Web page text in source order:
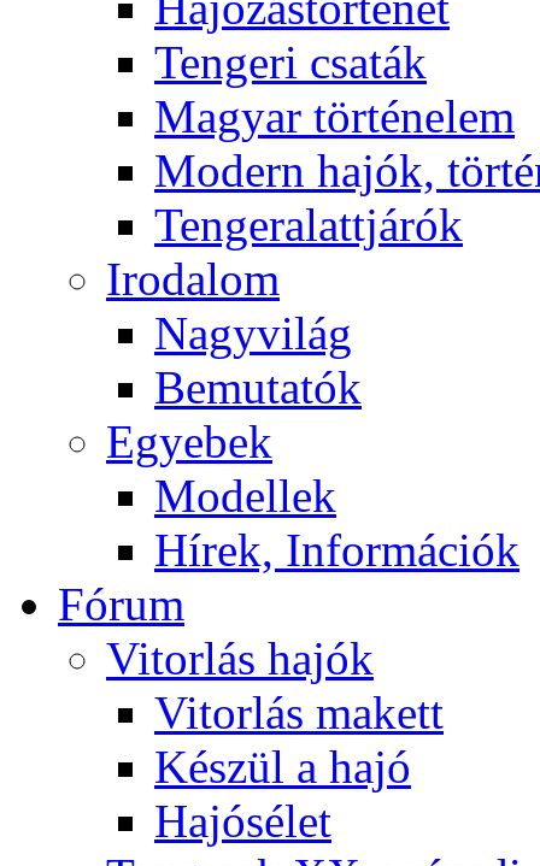
Tengeri csaták
Magyar történelem
Modern hajók,
Tengeralattjárók
Irodalom
Nagyvilág
Bemutatók
Egyebek
Modellek
Hírek, Információk
Fórum
Vitorlás hajók
Vitorlás makett
Készül a hajó
Hajósélet